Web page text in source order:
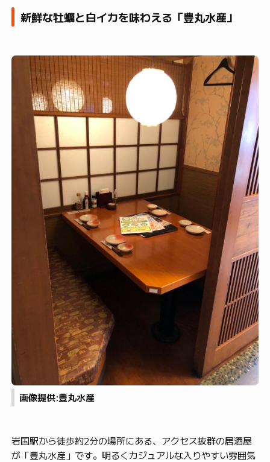
新鮮な牡蠣と白イカを味わえる「豊丸水産」
画像提供:豊丸水産
岩国駅から徒歩約2分の場所にある、アクセス抜群の居酒屋
が「豊丸水産」です。明るくカジュアルな入りやすい雰囲気